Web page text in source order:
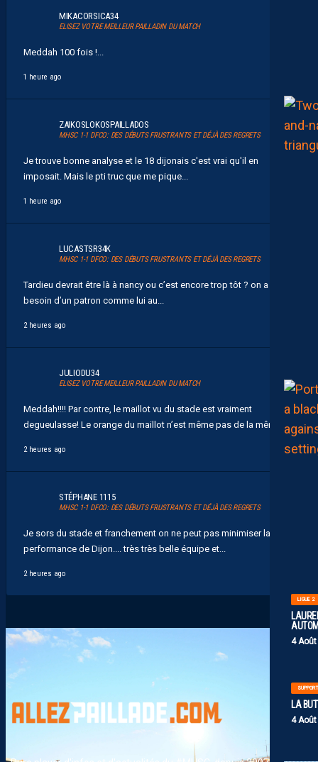
LIGUE 2
4
LA
4
MIKACORSICA34
ELISEZ VOTRE MEILLEUR PAILLADIN DU MATCH
Meddah 100 fois !...
1 heure ago
ZAIKOSLOKOSPAILLADOS
MHSC 1-1 DFCO: DES DÉBUTS FRUSTRANTS ET DÉJÀ DES REGRETS
Je trouve bonne analyse et le 18 dijonais c'est vrai qu'il en
imposait. Mais le pti truc que me pique...
1 heure ago
LUCASTSR34K
MHSC 1-1 DFCO: DES DÉBUTS FRUSTRANTS ET DÉJÀ DES REGRETS
Tardieu devrait être là à nancy ou c’est encore trop tôt ? on a
besoin d’un patron comme lui au...
2 heures ago
JULIODU34
ELISEZ VOTRE MEILLEUR PAILLADIN DU MATCH
Meddah!!!! Par contre, le maillot vu du stade est vraiment
degueulasse! Le orange du maillot n’est même pas de la même...
2 heures ago
STÉPHANE 1115
MHSC 1-1 DFCO: DES DÉBUTS FRUSTRANTS ET DÉJÀ DES REGRETS
Je sors du stade et franchement on ne peut pas minimiser la
performance de Dijon.... très très belle équipe et...
2 heures ago